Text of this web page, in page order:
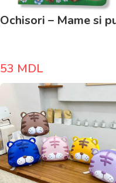
Ochisori – Mame si
53 MDL